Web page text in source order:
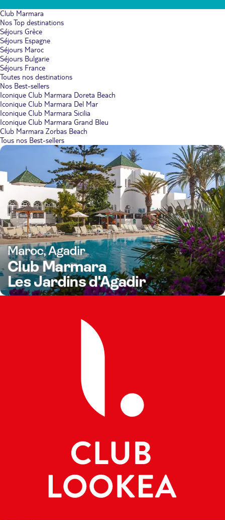
Club Marmara
Nos Top destinations
Séjours Grèce
Séjours Espagne
Séjours Maroc
Séjours Bulgarie
Séjours France
Toutes nos destinations
Nos Best-sellers
Iconique Club Marmara Doreta Beach
Iconique Club Marmara Del Mar
Iconique Club Marmara Sicilia
Iconique Club Marmara Grand Bleu
Club Marmara Zorbas Beach
Tous nos Best-sellers